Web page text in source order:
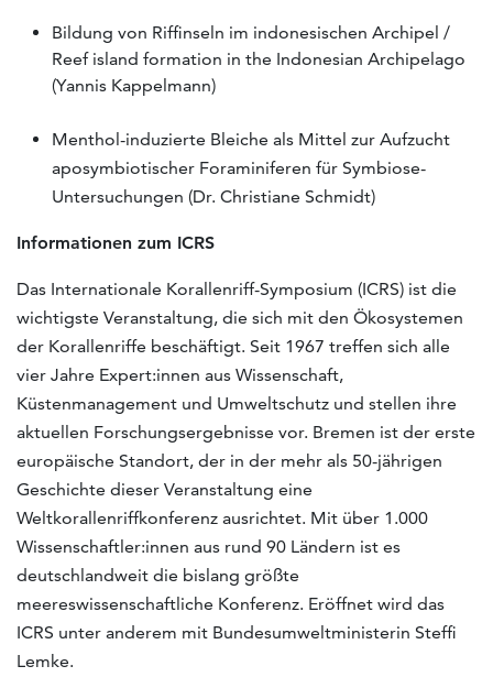
Bildung von Riffinseln im indonesischen Archipel /
Reef island formation in the Indonesian Archipelago
(Yannis Kappelmann)
Menthol-induzierte Bleiche als Mittel zur Aufzucht
aposymbiotischer Foraminiferen für Symbiose-
Untersuchungen (Dr. Christiane Schmidt)
Informationen zum ICRS
Das Internationale Korallenriff-Symposium (ICRS) ist die
wichtigste Veranstaltung, die sich mit den Ökosystemen
der Korallenriffe beschäftigt. Seit 1967 treffen sich alle
vier Jahre Expert:innen aus Wissenschaft,
Küstenmanagement und Umweltschutz und stellen ihre
aktuellen Forschungsergebnisse vor. Bremen ist der erste
europäische Standort, der in der mehr als 50-jährigen
Geschichte dieser Veranstaltung eine
Weltkorallenriffkonferenz ausrichtet. Mit über 1.000
Wissenschaftler:innen aus rund 90 Ländern ist es
deutschlandweit die bislang größte
meereswissenschaftliche Konferenz. Eröffnet wird das
ICRS unter anderem mit Bundesumweltministerin Steffi
Lemke.